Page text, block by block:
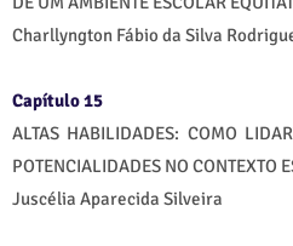
Charllyngton Fábio da Silva
Capítulo 15
ALTAS HABILIDADES: COMO
POTENCIALIDADES NO CONTEXTO
Juscélia Aparecida Silveira